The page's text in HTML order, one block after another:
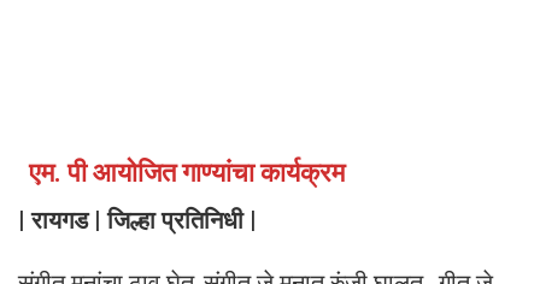
एम. पी आयोजित गाण्यांचा कार्यक्रम
| रायगड | जिल्हा प्रतिनिधी |